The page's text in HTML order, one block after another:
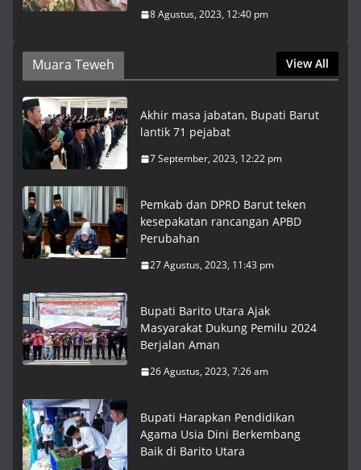
8 Agustus, 2023, 12:40 pm
Muara Teweh View All
Akhir masa jabatan, Bupati Barut
lantik 71 pejabat
7 September, 2023, 12:22 pm
Pemkab dan DPRD Barut teken
kesepakatan rancangan APBD
Perubahan
27 Agustus, 2023, 11:43 pm
Bupati Barito Utara Ajak
Masyarakat Dukung Pemilu 2024
Berjalan Aman
26 Agustus, 2023, 7:26 am
Bupati Harapkan Pendidikan
Agama Usia Dini Berkembang
Baik di Barito Utara